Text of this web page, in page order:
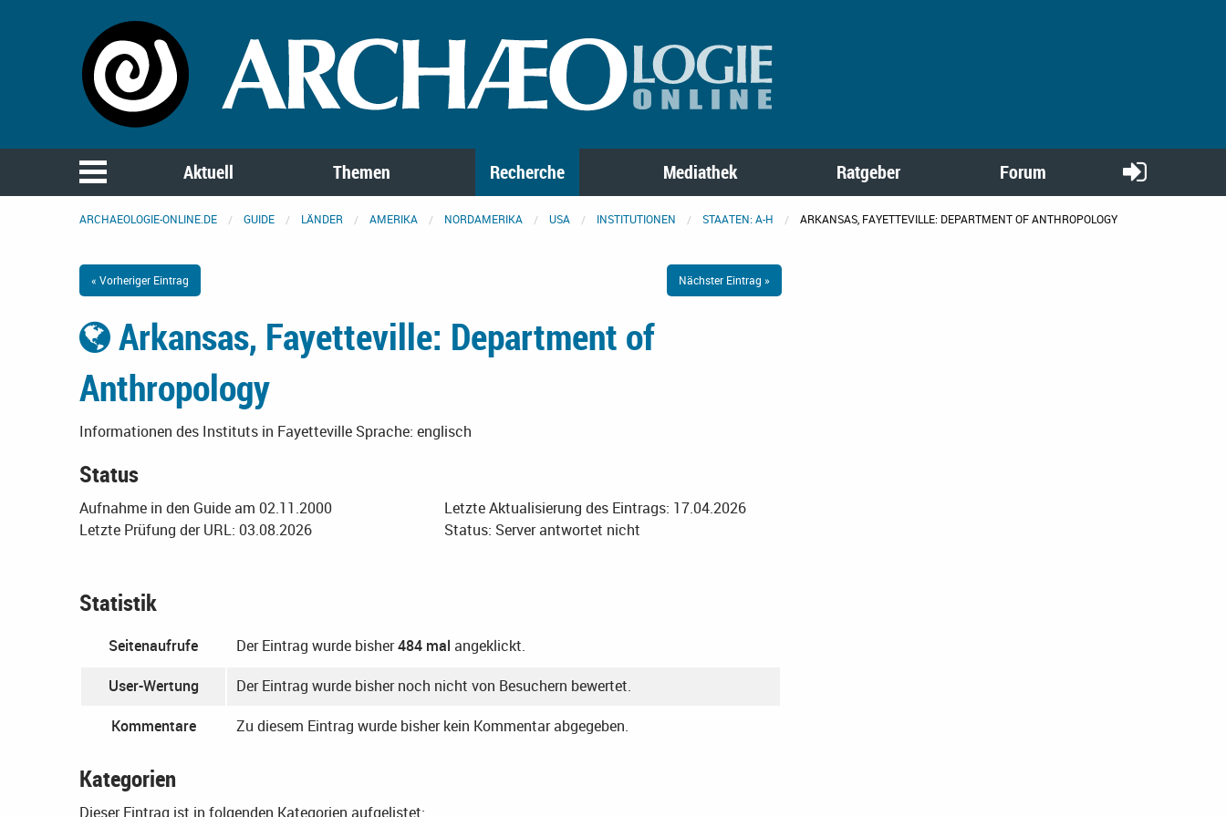
Aktuell Themen Recherche Mediathek Ratgeber Forum
ARCHAEOLOGIE-ONLINE.DE GUIDE LÄNDER AMERIKA NORDAMERIKA USA INSTITUTIONEN STAATEN: A-H ARKANSAS, FAYETTEVILLE: DEPARTMENT OF ANTHROPOLOGY
« Vorheriger Eintrag Nächster Eintrag »
Arkansas, Fayetteville: Department of
Anthropology
Informationen des Instituts in Fayetteville Sprache: englisch
Status
Aufnahme in den Guide am 02.11.2000
Letzte Aktualisierung des Eintrags: 17.04.2026
Letzte Prüfung der URL: 03.08.2026
Status: Server antwortet nicht
Statistik
Seitenaufrufe Der Eintrag wurde bisher484 mal angeklickt.
User-Wertung
Der Eintrag wurde bisher noch nicht von Besuchern bewertet.
Kommentare
Zu diesem Eintrag wurde bisher kein Kommentar abgegeben.
Kategorien
Dieser Eintrag ist in folgenden Kategorien aufgelistet: